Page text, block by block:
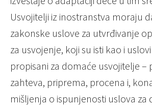
Usvojitelji iz inostranstva moraju
zakonske uslove za utvrđivanje
za usvojenje, koji su isti kao i
propisani za domaće usvojitelje –
zahteva, priprema, procena i,
mišljenja o ispunjenosti uslova za